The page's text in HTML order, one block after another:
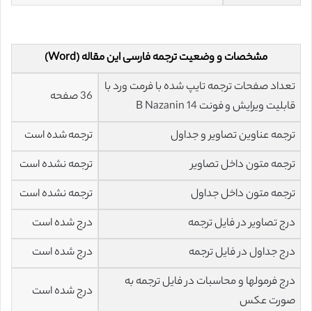
مشخصات و وضعیت ترجمه فارسی این مقاله (Word)
تعداد صفحات ترجمه تایپ شده با فرمت ورد با
قابلیت ویرایش و فونت 14 B Nazanin
36 صفحه
ترجمه عناوین تصاویر و جداول
ترجمه شده است
ترجمه متون داخل تصاویر
ترجمه نشده است
ترجمه متون داخل جداول
ترجمه نشده است
درج تصاویر در فایل ترجمه
درج شده است
درج جداول در فایل ترجمه
درج شده است
درج فرمولها و محاسبات در فایل ترجمه به
صورت عکس
درج شده است